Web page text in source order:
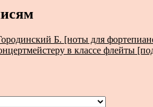
Б. [ноты для
в классе флейты